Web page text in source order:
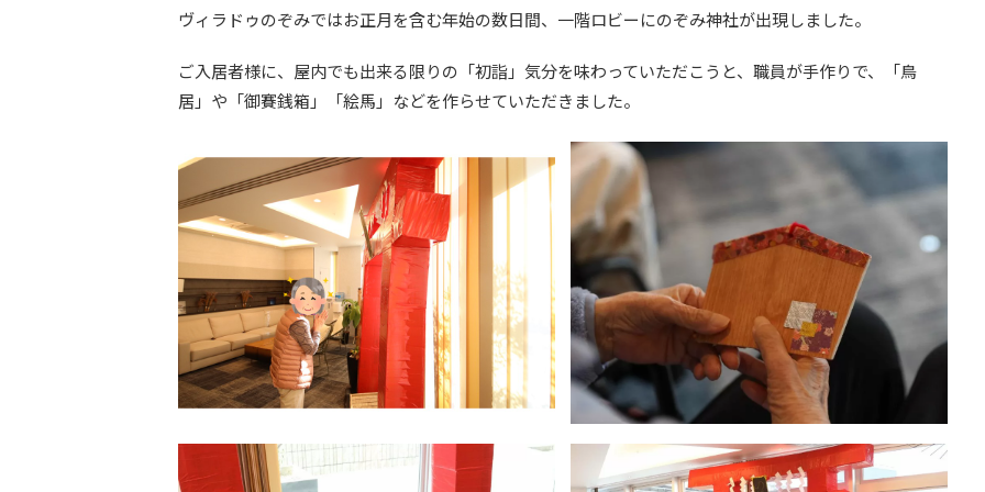
ヴィラドゥのぞみではお正月を含む年始の数日間、一階ロビーにのぞみ神社が出現しました。
ご入居者様に、屋内でも出来る限りの「初詣」気分を味わっていただこうと、職員が手作りで、「鳥
居」や「御賽銭箱」「絵馬」などを作らせていただきました。